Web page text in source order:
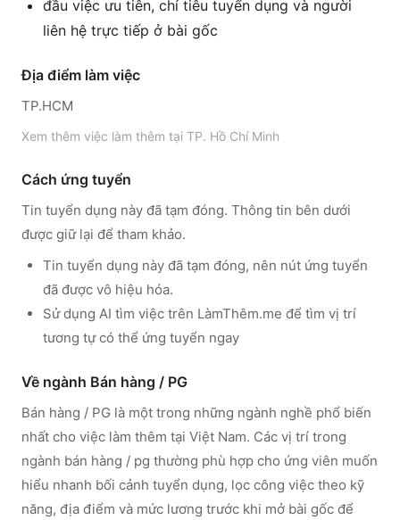
đầu việc ưu tiên, chỉ tiêu tuyển dụng và người
liên hệ trực tiếp ở bài gốc
Địa điểm làm việc
TP.HCM
Xem thêm việc làm thêm tại TP. Hồ Chí Minh
Cách ứng tuyển
Tin tuyển dụng này đã tạm đóng. Thông tin bên dưới
được giữ lại để tham khảo.
Tin tuyển dụng này đã tạm đóng, nên nút ứng tuyển
đã được vô hiệu hóa.
Sử dụng AI tìm việc trên LàmThêm.me để tìm vị trí
tương tự có thể ứng tuyển ngay
Về ngành Bán hàng / PG
Bán hàng / PG là một trong những ngành nghề phổ biến
nhất cho việc làm thêm tại Việt Nam. Các vị trí trong
ngành bán hàng / pg thường phù hợp cho ứng viên muốn
hiểu nhanh bối cảnh tuyển dụng, lọc công việc theo kỹ
năng, địa điểm và mức lương trước khi mở bài gốc để